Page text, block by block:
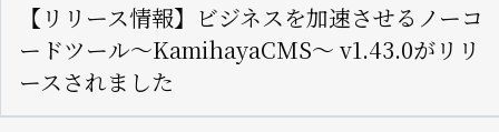
【リリース情報】ビジネスを加速させるノーコ
ードツール〜KamihayaCMS〜 v1.43.0がリリ
ースされました